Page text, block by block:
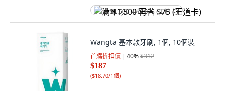
满 $1,500 再省 $75 (王道卡)
Wangta 基本款牙刷, 1個, 10個裝
首購折扣價 40%$312
$187
($18.70/1個)